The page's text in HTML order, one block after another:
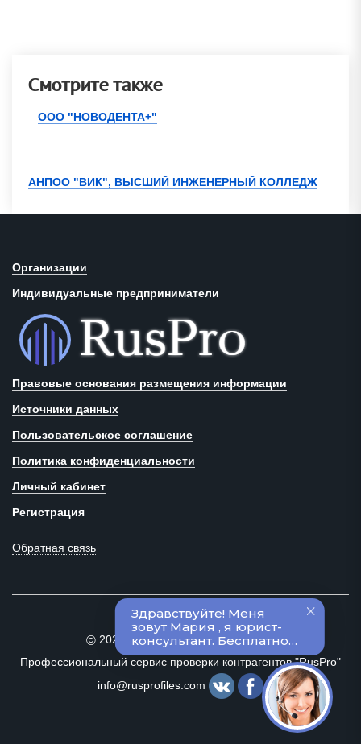
Смотрите также
ООО "НОВОДЕНТА+"
АНПОО "ВИК", ВЫСШИЙ ИНЖЕНЕРНЫЙ КОЛЛЕДЖ
Организации
Индивидуальные предприниматели
Правовые основания размещения информации
Источники данных
Пользовательское соглашение
Политика конфиденциальности
Личный кабинет
Регистрация
Обратная связь
©2020–2024 Все права защищены
Профессиональный сервис проверки контрагентов "RusPro"
info@rusprofiles.com